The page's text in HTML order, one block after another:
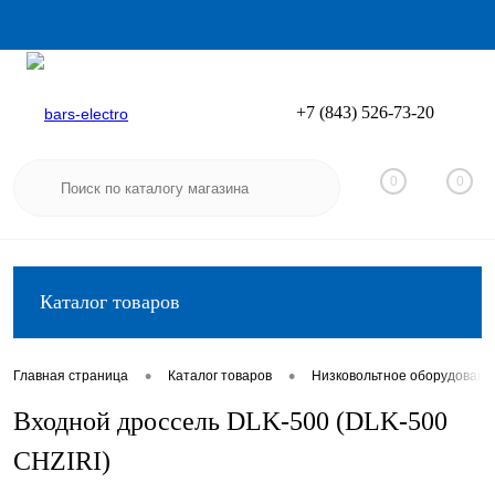
Вход
+7 (843) 526-73-20
0 0
Каталог товаров
Главная страница • Каталог товаров • Низковольтное
Входной дроссель DLK-500 (DLK-500
CHZIRI)